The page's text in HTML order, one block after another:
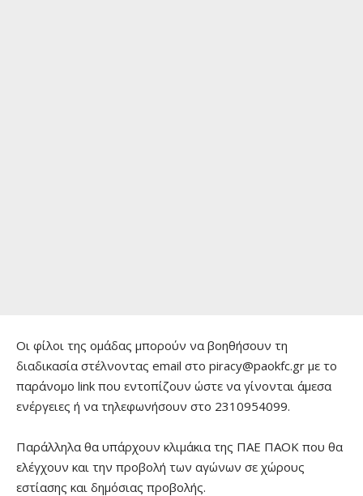
Οι φίλοι της ομάδας μπορούν να βοηθήσουν τη
διαδικασία στέλνοντας email στο piracy@paokfc.gr με το
παράνομο link που εντοπίζουν ώστε να γίνονται άμεσα
ενέργειες ή να τηλεφωνήσουν στο 2310954099.
Παράλληλα θα υπάρχουν κλιμάκια της ΠΑΕ ΠΑΟΚ που θα
ελέγχουν και την προβολή των αγώνων σε χώρους
εστίασης και δημόσιας προβολής.